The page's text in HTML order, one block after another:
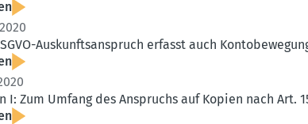
Auskunfts­an­spruch erfasst auch
I: Zum Umfang des Anspruchs auf Kopien nach Art.